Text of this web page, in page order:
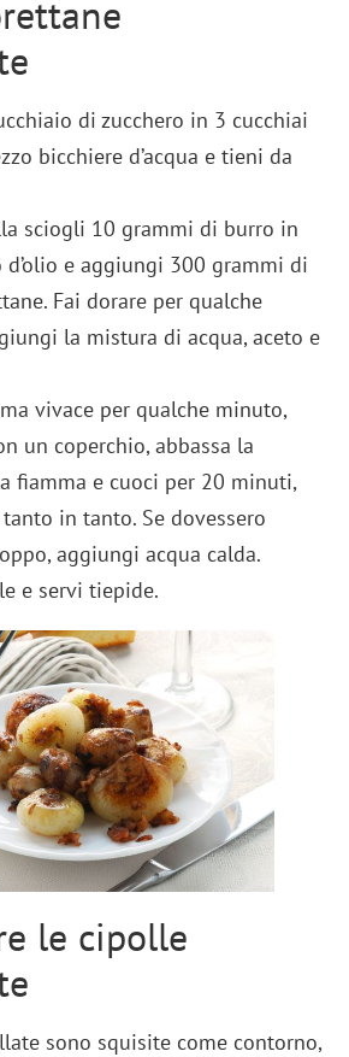
di zucchero in 3 cucchiai
bicchiere d’acqua e tieni da
sciogli 10 grammi di burro in
d’olio e aggiungi 300 grammi di
Fai dorare per qualche
la mistura di acqua, aceto e
vivace per qualche minuto,
un coperchio, abbassa la
fiamma e cuoci per 20 minuti,
in tanto. Se dovessero
aggiungi acqua calda.
e servi tiepide.
le cipolle
sono squisite come contorno,